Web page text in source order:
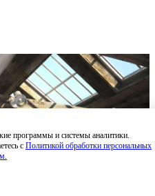
программы и системы аналитики.
с Политикой обработки персональных